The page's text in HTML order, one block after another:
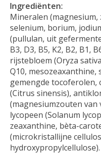
Ingrediënten:
Mineralen (magnesium,
selenium, borium,
(pullulan, uit
B3, D3, B5, K2, B2, B1,
rijstebloem (Oryza
Q10, mesozeaxanthine,
gemengde tocoferolen,
(Citrus sinensis),
(magnesiumzouten
lycopeen (Solanum
zeaxanthine, bèta-
(microkristallijne
hydroxypropylcellulose).